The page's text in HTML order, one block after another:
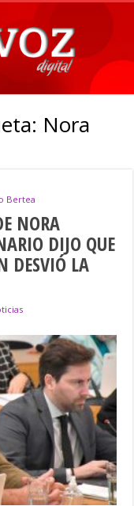
Nora
Bertea
NORA
DIJO QUE
DESVIÓ LA